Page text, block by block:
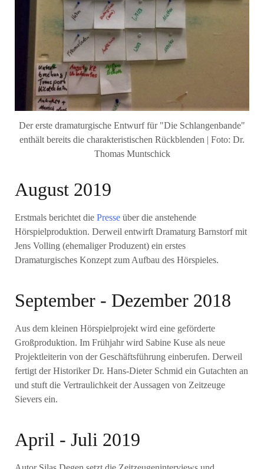
Der erste dramaturgische Entwurf für "Die Schlangenbande"
enthält bereits die charakteristischen Rückblenden | Foto: Dr.
Thomas Muntschick
August 2019
Erstmals berichtet die Presse über die anstehende
Hörspielproduktion. Derweil entwirft Dramaturg Barnstorf mit
Jens Volling (ehemaliger Produzent) ein erstes
Dramaturgisches Konzept zum Aufbau des Hörspieles.
September - Dezember 2018
Aus dem kleinen Hörspielprojekt wird eine geförderte
Großproduktion. Im Frühjahr wird Sabine Kuse als neue
Projektleiterin von der Geschäftsführung einberufen. Derweil
fertigt der Historiker Dr. Hans-Dieter Schmid ein Gutachten an
und stuft die Vertraulichkeit der Aussagen von Zeitzeuge
Sievers ein.
April - Juli 2019